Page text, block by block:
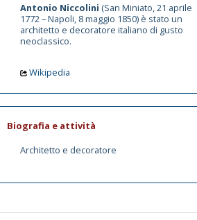
Antonio Niccolini (San Miniato, 21 aprile
1772 – Napoli, 8 maggio 1850) è stato un
architetto e decoratore italiano di gusto
neoclassico.
Wikipedia
Biografia e attività
Architetto e decoratore